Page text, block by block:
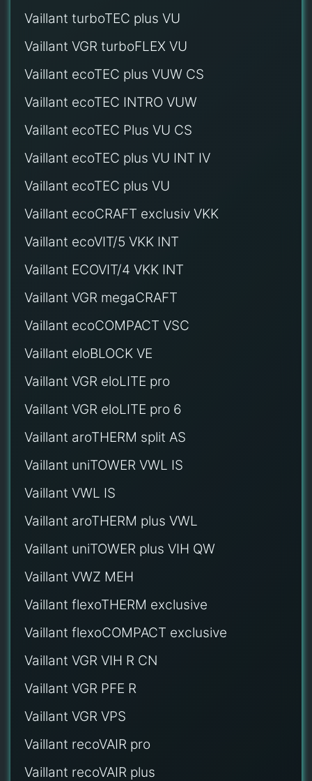
Vaillant turboTEC plus VU
Vaillant VGR turboFLEX VU
Vaillant ecoTEC plus VUW CS
Vaillant ecoTEC INTRO VUW
Vaillant ecoTEC Plus VU CS
Vaillant ecoTEC plus VU INT IV
Vaillant ecoTEC plus VU
Vaillant ecoCRAFT exclusiv VKK
Vaillant ecoVIT/5 VKK INT
Vaillant ECOVIT/4 VKK INT
Vaillant VGR megaCRAFT
Vaillant ecoCOMPACT VSC
Vaillant eloBLOCK VE
Vaillant VGR eloLITE pro
Vaillant VGR eloLITE pro 6
Vaillant aroTHERM split AS
Vaillant uniTOWER VWL IS
Vaillant VWL IS
Vaillant aroTHERM plus VWL
Vaillant uniTOWER plus VIH QW
Vaillant VWZ MEH
Vaillant flexoTHERM exclusive
Vaillant flexoCOMPACT exclusive
Vaillant VGR VIH R CN
Vaillant VGR PFE R
Vaillant VGR VPS
Vaillant recoVAIR pro
Vaillant recoVAIR plus